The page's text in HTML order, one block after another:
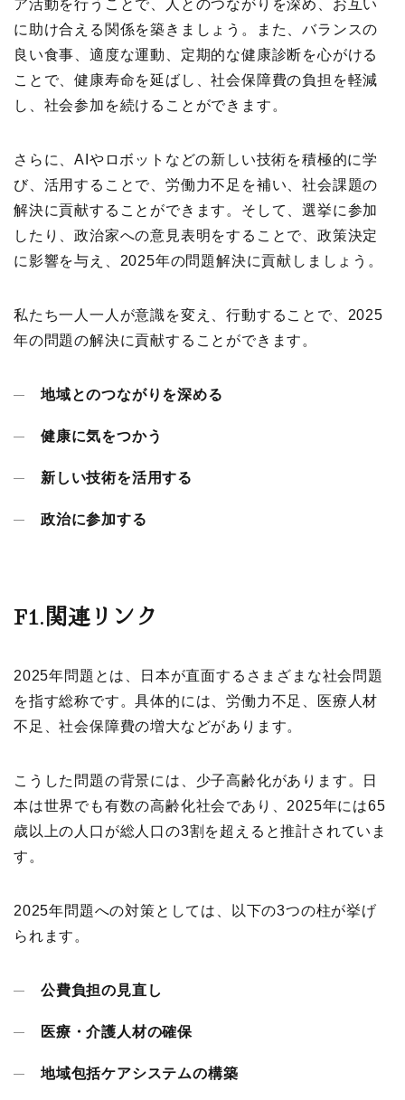
ア活動を行うことで、人とのつながりを深め、お互い
に助け合える関係を築きましょう。また、バランスの
良い食事、適度な運動、定期的な健康診断を心がける
ことで、健康寿命を延ばし、社会保障費の負担を軽減
し、社会参加を続けることができます。
さらに、AIやロボットなどの新しい技術を積極的に学
び、活用することで、労働力不足を補い、社会課題の
解決に貢献することができます。そして、選挙に参加
したり、政治家への意見表明をすることで、政策決定
に影響を与え、2025年の問題解決に貢献しましょう。
私たち一人一人が意識を変え、行動することで、2025
年の問題の解決に貢献することができます。
地域とのつながりを深める
健康に気をつかう
新しい技術を活用する
政治に参加する
F1.関連リンク
2025年問題とは、日本が直面するさまざまな社会問題
を指す総称です。具体的には、労働力不足、医療人材
不足、社会保障費の増大などがあります。
こうした問題の背景には、少子高齢化があります。日
本は世界でも有数の高齢化社会であり、2025年には65
歳以上の人口が総人口の3割を超えると推計されていま
す。
2025年問題への対策としては、以下の3つの柱が挙げ
られます。
公費負担の見直し
医療・介護人材の確保
地域包括ケアシステムの構築